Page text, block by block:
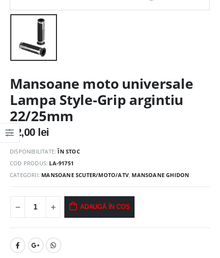
Mansoane moto universale
Lampa Style-Grip argintiu
22/25mm
72,00 lei
DISPONIBILITATE:ÎN STOC
COD PRODUS: LA-91751
CATEGORII: MANSOANE SCUTER/MOTO/ATV MANSOANE GHIDON
ADAUGĂ ÎN COȘ